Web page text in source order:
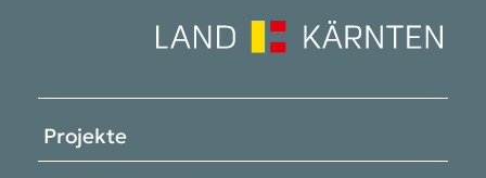
Projekte